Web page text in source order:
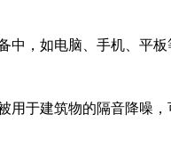
中，如电脑、手机、平
用于建筑物的隔音降噪